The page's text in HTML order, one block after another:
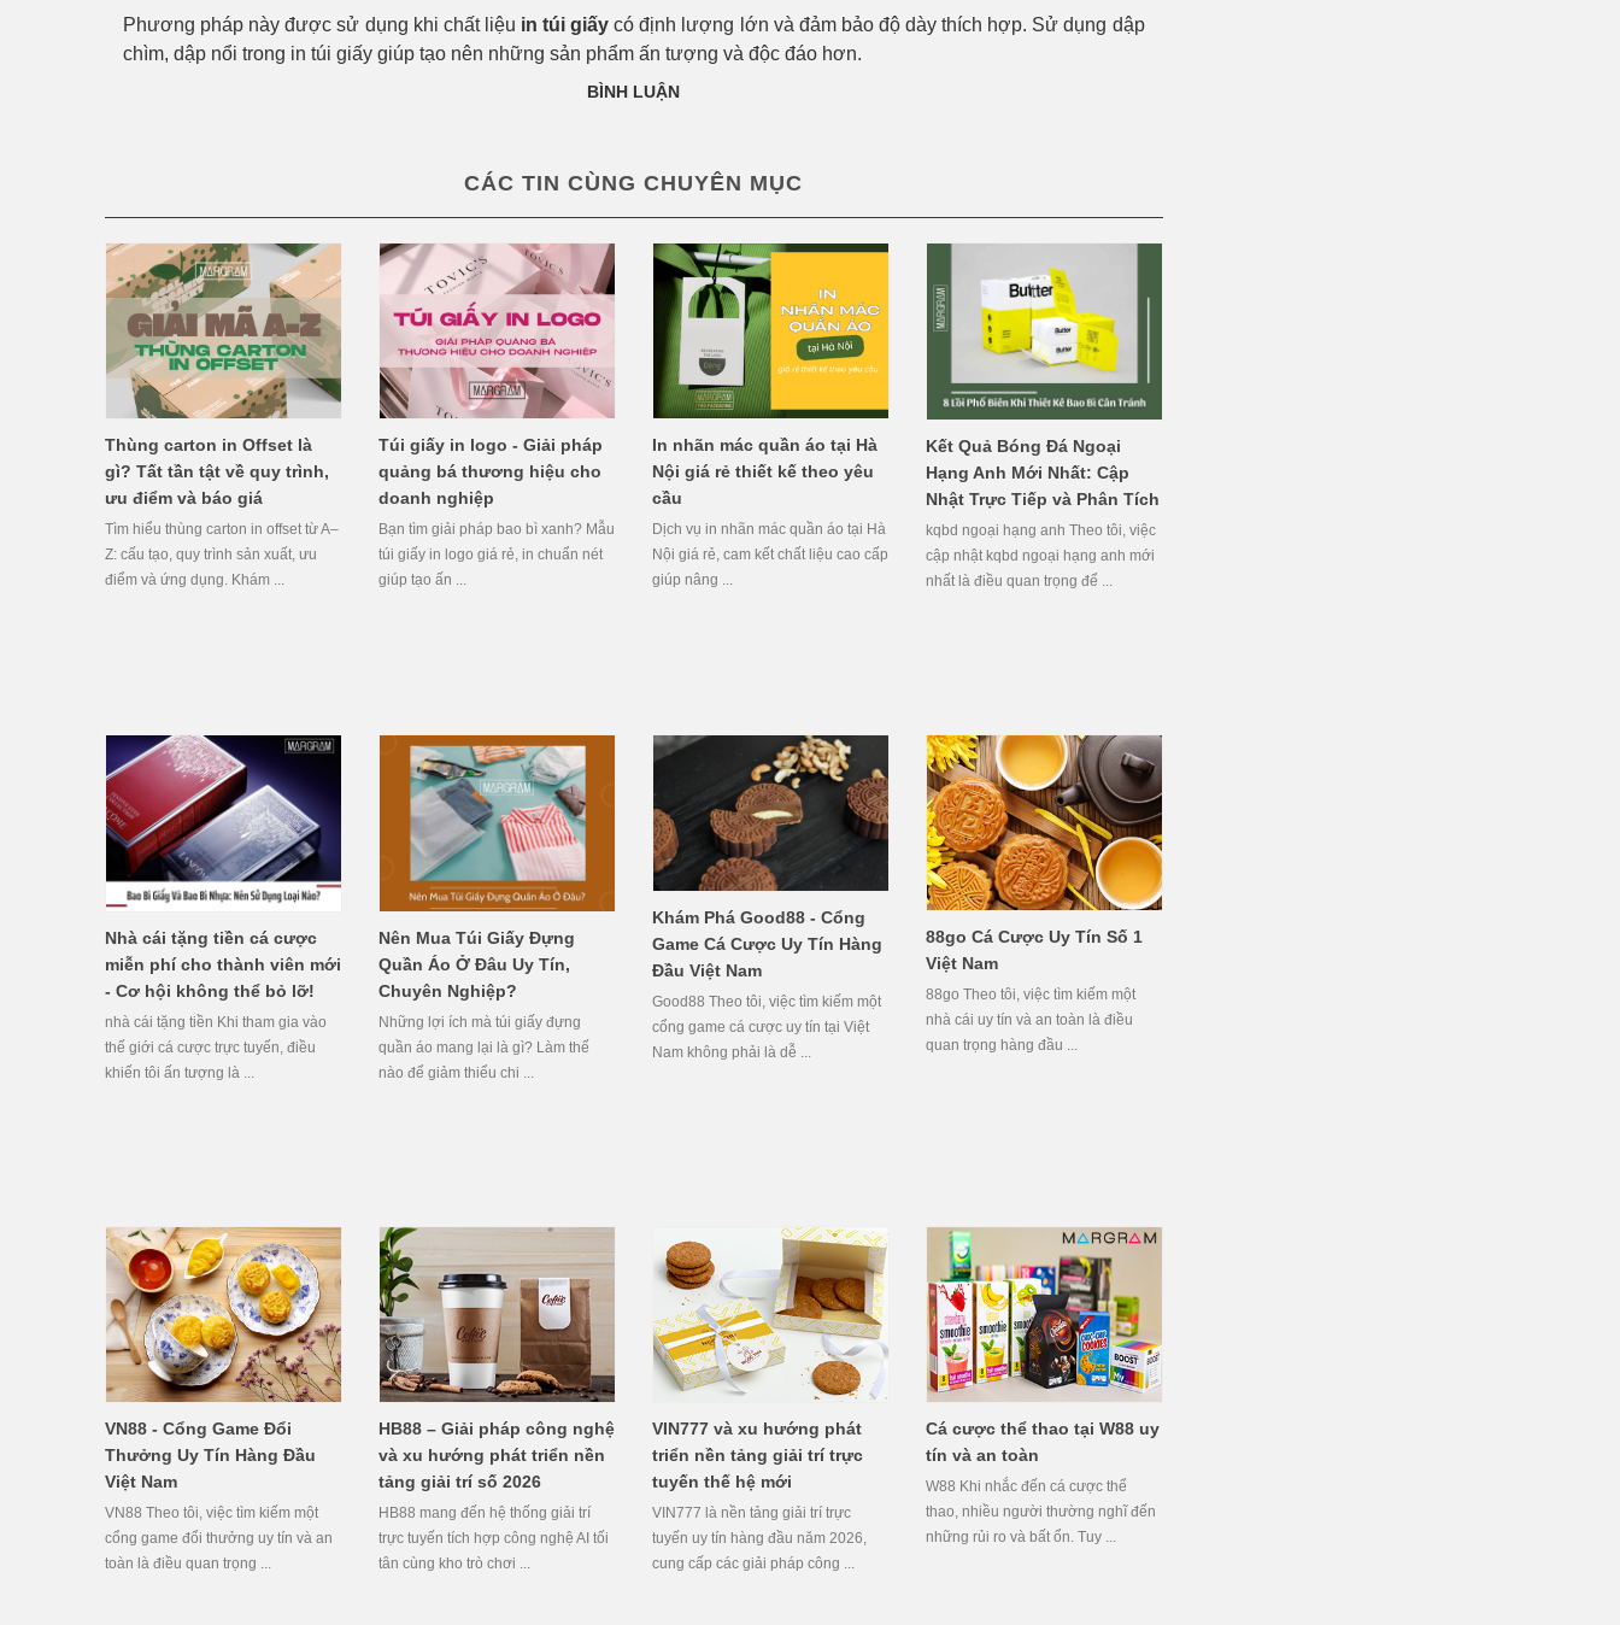
Phương pháp này được sử dụng khi chất liệu in túi giấy có định lượng lớn và đảm bảo độ dày thích hợp. Sử dụng dập
chìm, dập nổi trong in túi giấy giúp tạo nên những sản phẩm ấn tượng và độc đáo hơn.
BÌNH LUẬN
CÁC TIN CÙNG CHUYÊN MỤC
Thùng carton in Offset là
gì? Tất tần tật về quy trình,
ưu điểm và báo giá
Tìm hiểu thùng carton in offset từ A–
Z: cấu tạo, quy trình sản xuất, ưu
điểm và ứng dụng. Khám ...
Túi giấy in logo - Giải pháp
quảng bá thương hiệu cho
doanh nghiệp
Bạn tìm giải pháp bao bì xanh? Mẫu
túi giấy in logo giá rẻ, in chuẩn nét
giúp tạo ấn ...
In nhãn mác quần áo tại Hà
Nội giá rẻ thiết kế theo yêu
cầu
Dịch vụ in nhãn mác quần áo tại Hà
Nội giá rẻ, cam kết chất liệu cao cấp
giúp nâng ...
Kết Quả Bóng Đá Ngoại
Hạng Anh Mới Nhất: Cập
Nhật Trực Tiếp và Phân Tích
kqbd ngoại hạng anh Theo tôi, việc
cập nhật kqbd ngoại hạng anh mới
nhất là điều quan trọng để ...
Nhà cái tặng tiền cá cược
miễn phí cho thành viên mới
- Cơ hội không thể bỏ lỡ!
nhà cái tặng tiền Khi tham gia vào
thế giới cá cược trực tuyến, điều
khiến tôi ấn tượng là ...
Nên Mua Túi Giấy Đựng
Quần Áo Ở Đâu Uy Tín,
Chuyên Nghiệp?
Những lợi ích mà túi giấy đựng
quần áo mang lại là gì? Làm thế
nào để giảm thiểu chi ...
Khám Phá Good88 - Cổng
Game Cá Cược Uy Tín Hàng
Đầu Việt Nam
Good88 Theo tôi, việc tìm kiếm một
cổng game cá cược uy tín tại Việt
Nam không phải là dễ ...
88go Cá Cược Uy Tín Số 1
Việt Nam
88go Theo tôi, việc tìm kiếm một
nhà cái uy tín và an toàn là điều
quan trọng hàng đầu ...
VN88 - Cổng Game Đổi
Thưởng Uy Tín Hàng Đầu
Việt Nam
VN88 Theo tôi, việc tìm kiếm một
cổng game đổi thưởng uy tín và an
toàn là điều quan trọng ...
HB88 – Giải pháp công nghệ
và xu hướng phát triển nền
tảng giải trí số 2026
HB88 mang đến hệ thống giải trí
trực tuyến tích hợp công nghệ AI tối
tân cùng kho trò chơi ...
VIN777 và xu hướng phát
triển nền tảng giải trí trực
tuyến thế hệ mới
VIN777 là nền tảng giải trí trực
tuyến uy tín hàng đầu năm 2026,
cung cấp các giải pháp công ...
Cá cược thể thao tại W88 uy
tín và an toàn
W88 Khi nhắc đến cá cược thể
thao, nhiều người thường nghĩ đến
những rủi ro và bất ổn. Tuy ...